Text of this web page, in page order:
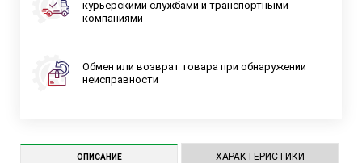
курьерскими службами и транспортными
компаниями
Обмен или возврат товара при обнаружении
неисправности
ОПИСАНИЕ ХАРАКТЕРИСТИКИ